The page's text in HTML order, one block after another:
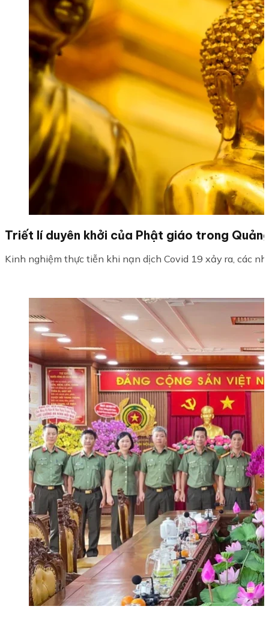
Triết lí duyên khởi của Phật giáo trong
Kinh nghiệm thực tiễn khi nạn dịch Covid 19 xảy ra, các